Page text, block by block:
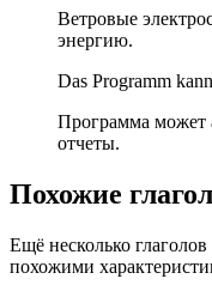
Ветровые
энергию.
Das Programm
Программа может
отчеты.
Похожие
Ещё несколько
похожими